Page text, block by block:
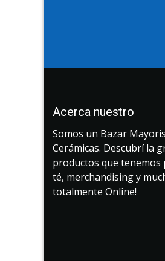
Acerca nuestro
Somos un Bazar
Cerámicas. Descubrí la
productos que tenemos
té, merchandising y
totalmente Online!